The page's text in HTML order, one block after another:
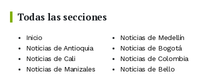
Todas las secciones
Inicio
Noticias de Medellín
Noticias de Antioquia
Noticias de Bogotá
Noticias de Cali
Noticias de Colombia
Noticias de Manizales
Noticias de Bello